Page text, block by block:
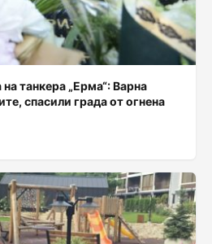
танкера „Ерма“: Варна
спасили града от огнена